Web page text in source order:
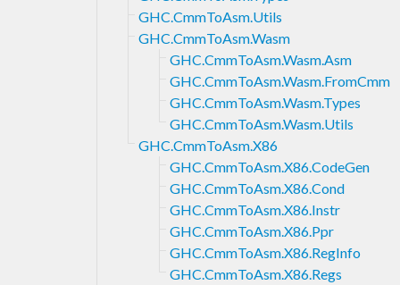
GHC.CmmToAsm.Utils
GHC.CmmToAsm.Wasm
GHC.CmmToAsm.Wasm.Asm
GHC.CmmToAsm.Wasm.FromCmm
GHC.CmmToAsm.Wasm.Types
GHC.CmmToAsm.Wasm.Utils
GHC.CmmToAsm.X86
GHC.CmmToAsm.X86.CodeGen
GHC.CmmToAsm.X86.Cond
GHC.CmmToAsm.X86.Instr
GHC.CmmToAsm.X86.Ppr
GHC.CmmToAsm.X86.RegInfo
GHC.CmmToAsm.X86.Regs